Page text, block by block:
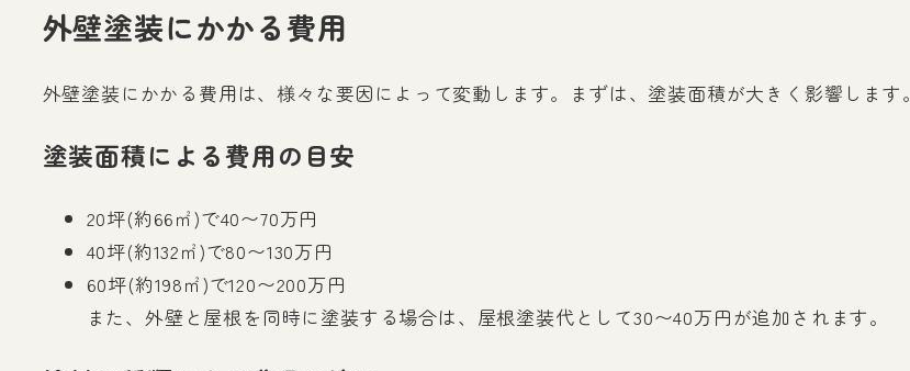
外壁塗装にかかる費用
外壁塗装にかかる費用は、様々な要因によって変動します。まずは、塗装面積が大きく影響します。
塗装面積による費用の目安
20坪(約66㎡)で40〜70万円
40坪(約132㎡)で80〜130万円
60坪(約198㎡)で120〜200万円
また、外壁と屋根を同時に塗装する場合は、屋根塗装代として30〜40万円が追加されます。